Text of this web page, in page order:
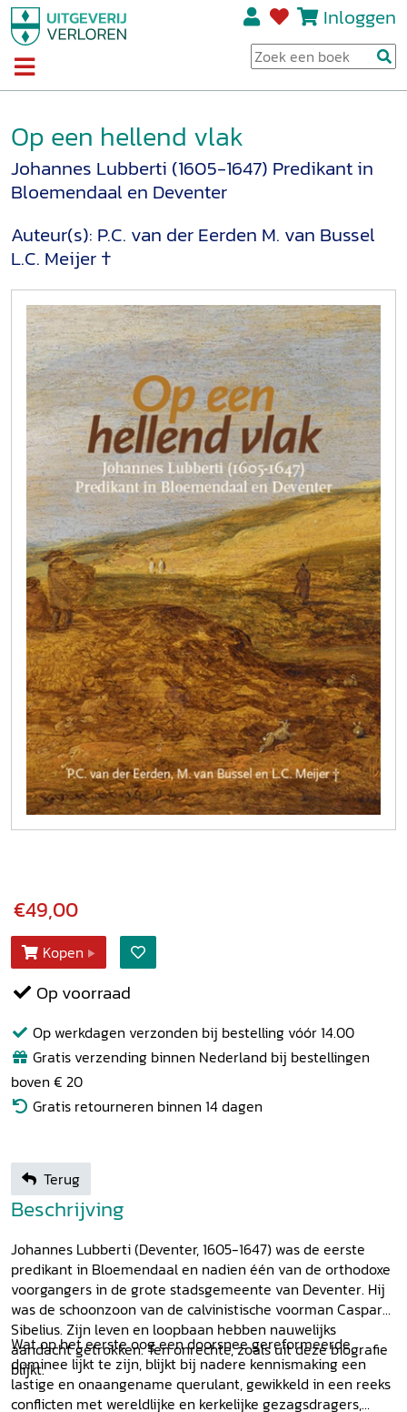
Inloggen
Op een hellend vlak
Johannes Lubberti (1605-1647) Predikant in
Bloemendaal en Deventer
Auteur(s): P.C. van der Eerden M. van Bussel
L.C. Meijer †
€49,00
Kopen
Op voorraad
Op werkdagen verzonden bij bestelling vóór 14.00
Gratis verzending binnen Nederland bij bestellingen
boven € 20
Gratis retourneren binnen 14 dagen
Terug
Beschrijving
Johannes Lubberti (Deventer, 1605-1647) was de eerste
predikant in Bloemendaal en nadien één van de orthodoxe
voorgangers in de grote stadsgemeente van Deventer. Hij
was de schoonzoon van de calvinistische voorman Caspar
Sibelius. Zijn leven en loopbaan hebben nauwelijks
aandacht getrokken. Ten onrechte, zoals uit deze biografie
blijkt.
Wat op het eerste oog een doorsnee gereformeerde
dominee lijkt te zijn, blijkt bij nadere kennismaking een
lastige en onaangename querulant, gewikkeld in een reeks
conflicten met wereldlijke en kerkelijke gezagsdragers,